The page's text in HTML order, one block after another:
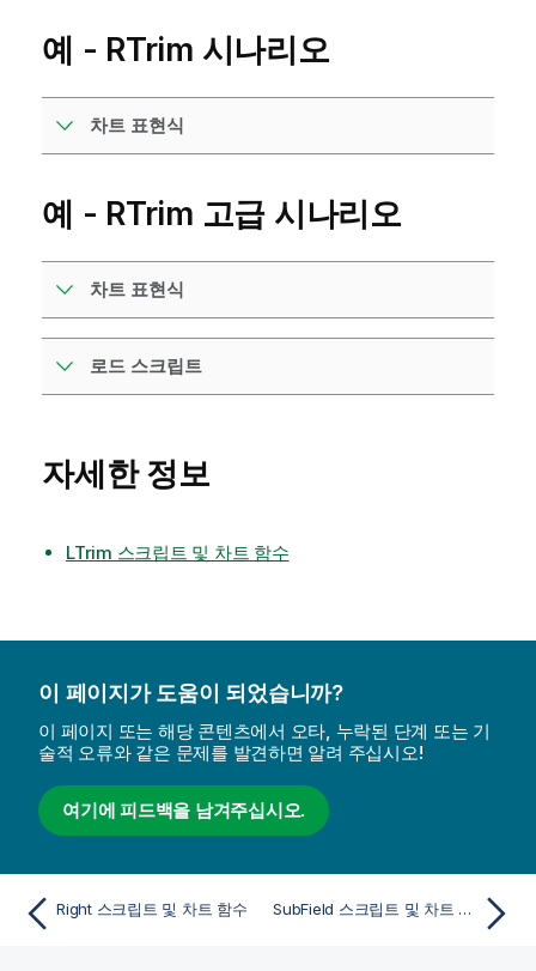
예 - RTrim 시나리오
차트 표현식
예 - RTrim 고급 시나리오
차트 표현식
로드 스크립트
자세한 정보
LTrim 스크립트 및 차트 함수
이 페이지가 도움이 되었습니까?
이 페이지 또는 해당 콘텐츠에서 오타, 누락된 단계 또는 기
술적 오류와 같은 문제를 발견하면 알려 주십시오!
여기에 피드백을 남겨주십시오.
Right 스크립트 및 차트 함수 SubField 스크립트 및 차트 함수